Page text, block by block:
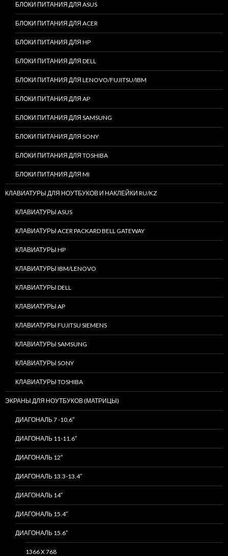
БЛОКИ ПИТАНИЯ ДЛЯ ASUS
БЛОКИ ПИТАНИЯ ДЛЯ ACER
БЛОКИ ПИТАНИЯ ДЛЯ HP
БЛОКИ ПИТАНИЯ ДЛЯ DELL
БЛОКИ ПИТАНИЯ ДЛЯ LENOVO/FUJITSU/IBM
БЛОКИ ПИТАНИЯ ДЛЯ AP
БЛОКИ ПИТАНИЯ ДЛЯ SAMSUNG
БЛОКИ ПИТАНИЯ ДЛЯ SONY
БЛОКИ ПИТАНИЯ ДЛЯ TOSHIBA
БЛОКИ ПИТАНИЯ ДЛЯ MI
КЛАВИАТУРЫ ДЛЯ НОУТБУКОВ И НАКЛЕЙКИ RU/KZ
КЛАВИАТУРЫ ASUS
КЛАВИАТУРЫ ACER PACKARD BELL GATEWAY
КЛАВИАТУРЫ HP
КЛАВИАТУРЫ IBM/LENOVO
КЛАВИАТУРЫ DELL
КЛАВИАТУРЫ AP
КЛАВИАТУРЫ FUJITSU SIEMENS
КЛАВИАТУРЫ SAMSUNG
КЛАВИАТУРЫ SONY
КЛАВИАТУРЫ TOSHIBA
ЭКРАНЫ ДЛЯ НОУТБУКОВ (МАТРИЦЫ)
ДИАГОНАЛЬ 7 -10.6″
ДИАГОНАЛЬ 11-11.6″
ДИАГОНАЛЬ 12″
ДИАГОНАЛЬ 13.3-13.4″
ДИАГОНАЛЬ 14″
ДИАГОНАЛЬ 15.4″
ДИАГОНАЛЬ 15.6″
1366 X 768